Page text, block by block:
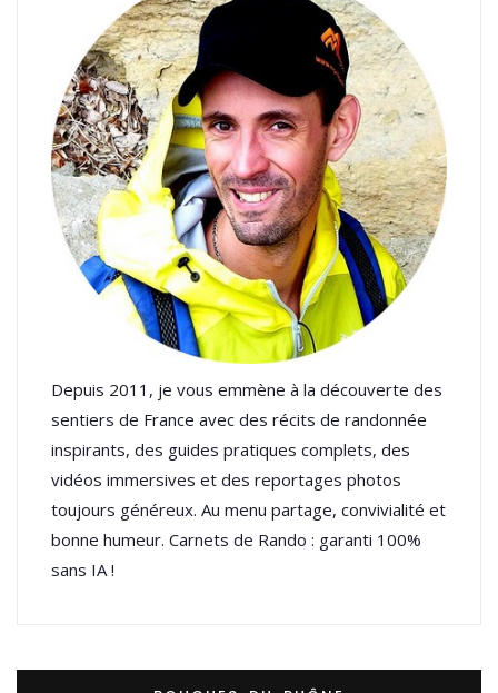
Depuis 2011, je vous emmène à la découverte des
sentiers de France avec des récits de randonnée
inspirants, des guides pratiques complets, des
vidéos immersives et des reportages photos
toujours généreux. Au menu partage, convivialité et
bonne humeur. Carnets de Rando : garanti 100%
sans IA !